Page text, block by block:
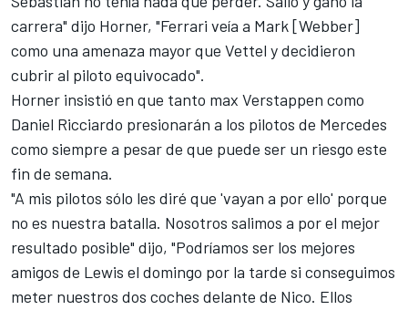
carrera" dijo Horner, "Ferrari veía a Mark [Webber]
como una amenaza mayor que Vettel y decidieron
cubrir al piloto equivocado".
Horner insistió en que tanto max Verstappen como
Daniel Ricciardo presionarán a los pilotos de Mercedes
como siempre a pesar de que puede ser un riesgo este
fin de semana.
"A mis pilotos sólo les diré que 'vayan a por ello' porque
no es nuestra batalla. Nosotros salimos a por el mejor
resultado posible" dijo, "Podríamos ser los mejores
amigos de Lewis el domingo por la tarde si conseguimos
meter nuestros dos coches delante de Nico. Ellos